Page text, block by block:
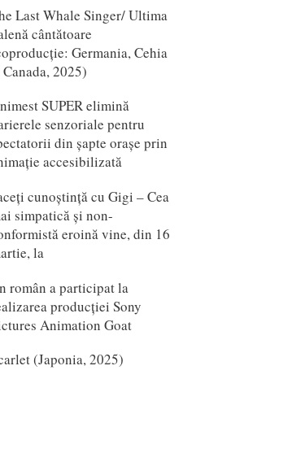
Last Whale Singer/ Ultima
cântătoare
Germania, Cehia
2025)
SUPER elimină
senzoriale pentru
din șapte orașe prin
accesibilizată
cunoștință cu Gigi – Cea
simpatică și non-
eroină vine, din 16
la
român a participat la
producției Sony
Animation Goat
(Japonia, 2025)